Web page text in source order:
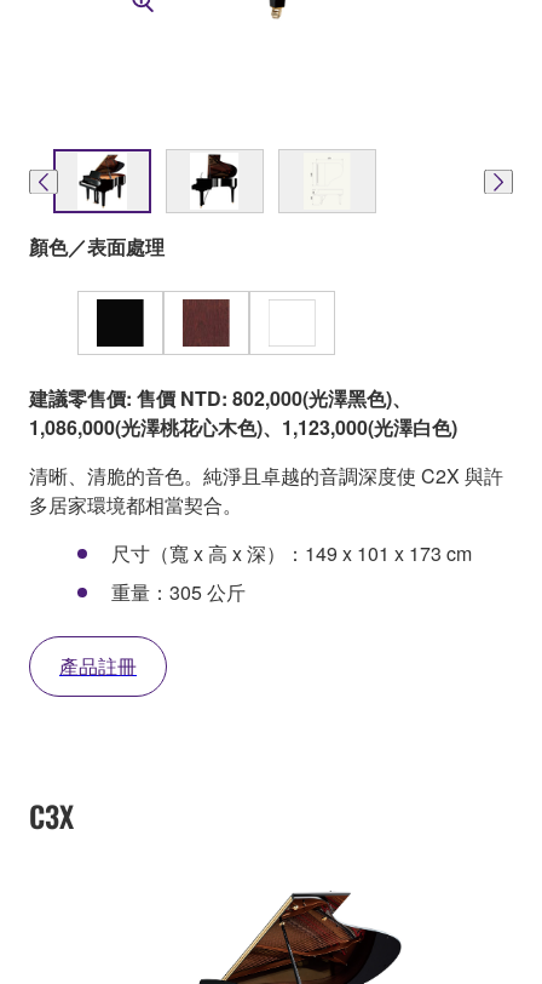
顏色／表面處理
建議零售價: 售價 NTD: 802,000(光澤黑色)、
1,086,000(光澤桃花心木色)、1,123,000(光澤白色)
清晰、清脆的音色。純淨且卓越的音調深度使 C2X 與許
多居家環境都相當契合。
尺寸（寬 x 高 x 深）：149 x 101 x 173 cm
重量：305 公斤
產品註冊
C3X